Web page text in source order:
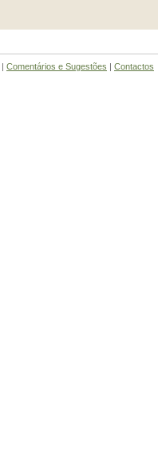
| Comentários e Sugestões | Contactos